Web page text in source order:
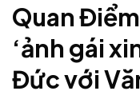
Quan
‘ảnh gái
Đức với